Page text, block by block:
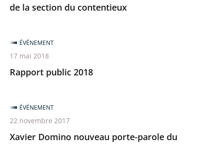
de la section du contentieux
Rapport public 2018
ÉVÉNEMENT
17 mai 2018
Xavier Domino nouveau porte-parole du
ÉVÉNEMENT
22 novembre 2017